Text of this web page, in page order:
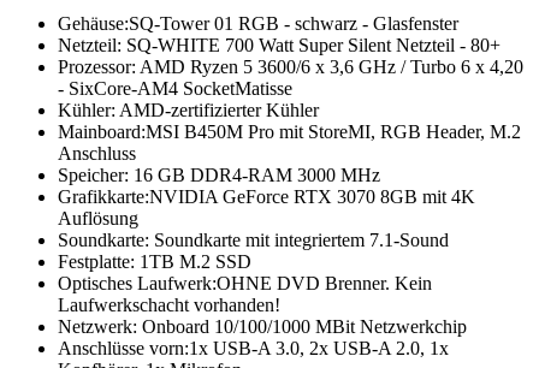
Gehäuse:SQ-Tower 01 RGB - schwarz - Glasfenster
Netzteil: SQ-WHITE 700 Watt Super Silent Netzteil - 80+
Prozessor: AMD Ryzen 5 3600/6 x 3,6 GHz / Turbo 6 x 4,20
- SixCore-AM4 SocketMatisse
Kühler: AMD-zertifizierter Kühler
Mainboard:MSI B450M Pro mit StoreMI, RGB Header, M.2
Anschluss
Speicher: 16 GB DDR4-RAM 3000 MHz
Grafikkarte:NVIDIA GeForce RTX 3070 8GB mit 4K
Auflösung
Soundkarte: Soundkarte mit integriertem 7.1-Sound
Festplatte: 1TB M.2 SSD
Optisches Laufwerk:OHNE DVD Brenner. Kein
Laufwerkschacht vorhanden!
Netzwerk: Onboard 10/100/1000 MBit Netzwerkchip
Anschlüsse vorn:1x USB-A 3.0, 2x USB-A 2.0, 1x